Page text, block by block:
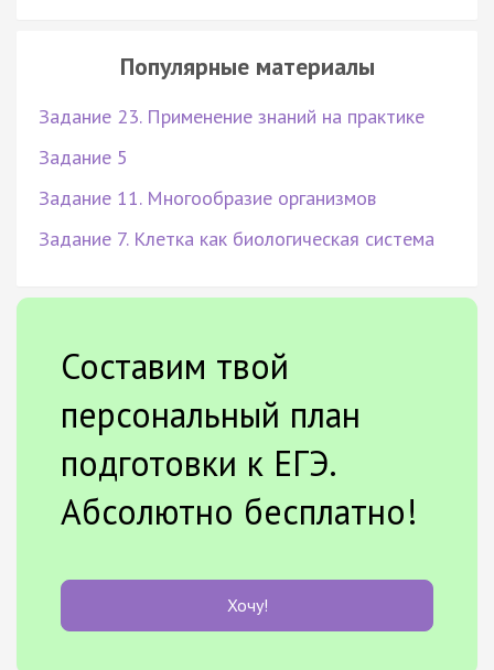
Популярные материалы
Задание 23. Применение знаний на практике
Задание 5
Задание 11. Многообразие организмов
Задание 7. Клетка как биологическая система
Составим твой
персональный план
подготовки к ЕГЭ.
Абсолютно бесплатно!
Хочу!